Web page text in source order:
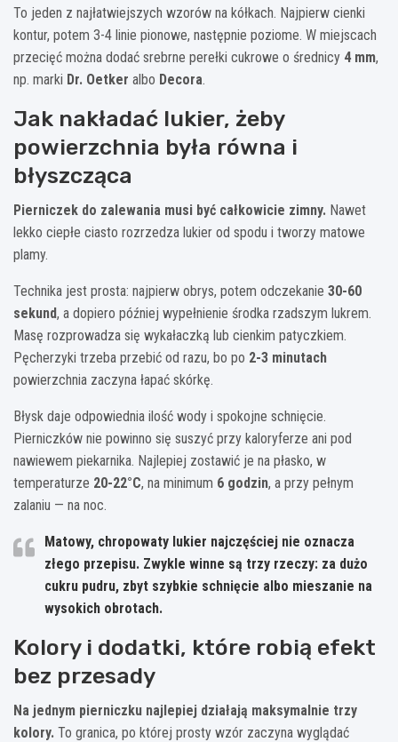
To jeden z najłatwiejszych wzorów na kółkach. Najpierw cienki
kontur, potem 3-4 linie pionowe, następnie poziome. W miejscach
przecięć można dodać srebrne perełki cukrowe o średnicy 4 mm,
np. marki Dr. Oetker albo Decora.
Jak nakładać lukier, żeby
powierzchnia była równa i
błyszcząca
Pierniczek do zalewania musi być całkowicie zimny. Nawet
lekko ciepłe ciasto rozrzedza lukier od spodu i tworzy matowe
plamy.
Technika jest prosta: najpierw obrys, potem odczekanie 30-60
sekund, a dopiero później wypełnienie środka rzadszym lukrem.
Masę rozprowadza się wykałaczką lub cienkim patyczkiem.
Pęcherzyki trzeba przebić od razu, bo po 2-3 minutach
powierzchnia zaczyna łapać skórkę.
Błysk daje odpowiednia ilość wody i spokojne schnięcie.
Pierniczków nie powinno się suszyć przy kaloryferze ani pod
nawiewem piekarnika. Najlepiej zostawić je na płasko, w
temperaturze 20-22°C, na minimum 6 godzin, a przy pełnym
zalaniu — na noc.
Matowy, chropowaty lukier najczęściej nie oznacza
złego przepisu. Zwykle winne są trzy rzeczy: za dużo
cukru pudru, zbyt szybkie schnięcie albo mieszanie na
wysokich obrotach.
Kolory i dodatki, które robią efekt
bez przesady
Na jednym pierniczku najlepiej działają maksymalnie trzy
kolory. To granica, po której prosty wzór zaczyna wyglądać